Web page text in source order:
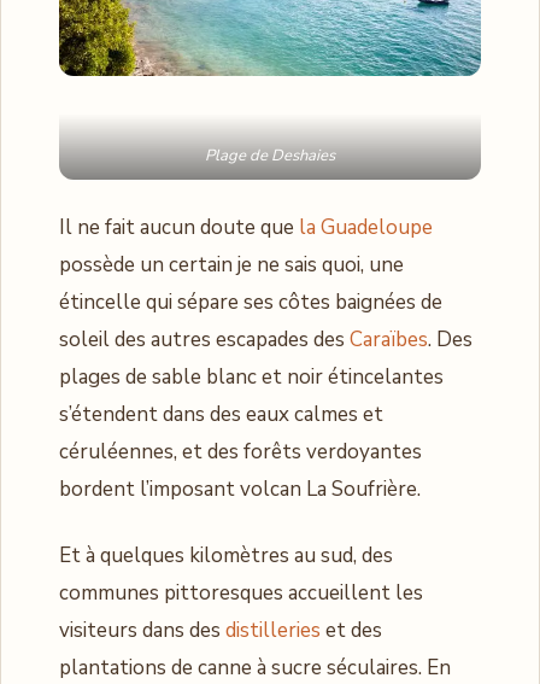
Plage de Deshaies
Il ne fait aucun doute que la Guadeloupe
possède un certain je ne sais quoi, une
étincelle qui sépare ses côtes baignées de
soleil des autres escapades des Caraïbes. Des
plages de sable blanc et noir étincelantes
s’étendent dans des eaux calmes et
céruléennes, et des forêts verdoyantes
bordent l’imposant volcan La Soufrière.
Et à quelques kilomètres au sud, des
communes pittoresques accueillent les
visiteurs dans des distilleries et des
plantations de canne à sucre séculaires. En